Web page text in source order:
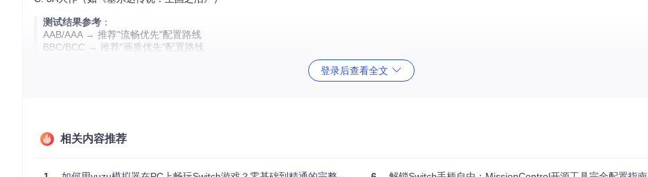
测试结果参考 ：
AAB/AAA → 推荐"流畅优先"配置路线
BBC/BCC → 推荐"画质优先"配置路线
适用场景
：4000-6000元笔记本电脑，主要运行2D游戏和轻度3D游戏
登录后查看全文
相关内容推荐